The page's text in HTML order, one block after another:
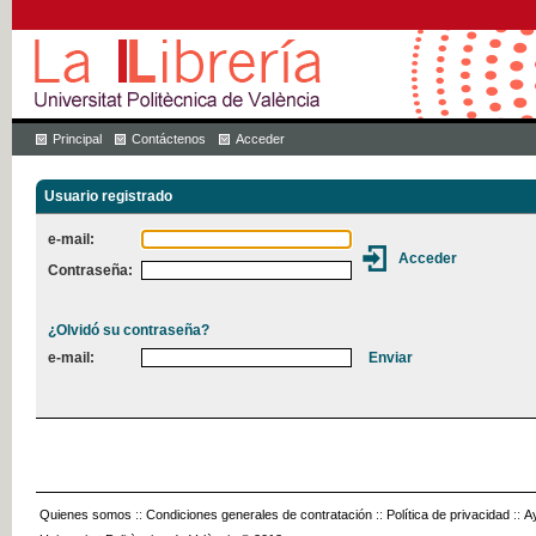
Principal Contáctenos Acceder
Usuario registrado
e-mail:
Contraseña:
¿Olvidó su contraseña?
e-mail:
Quienes somos :: Condiciones generales de contratación :: Política de privacidad ::